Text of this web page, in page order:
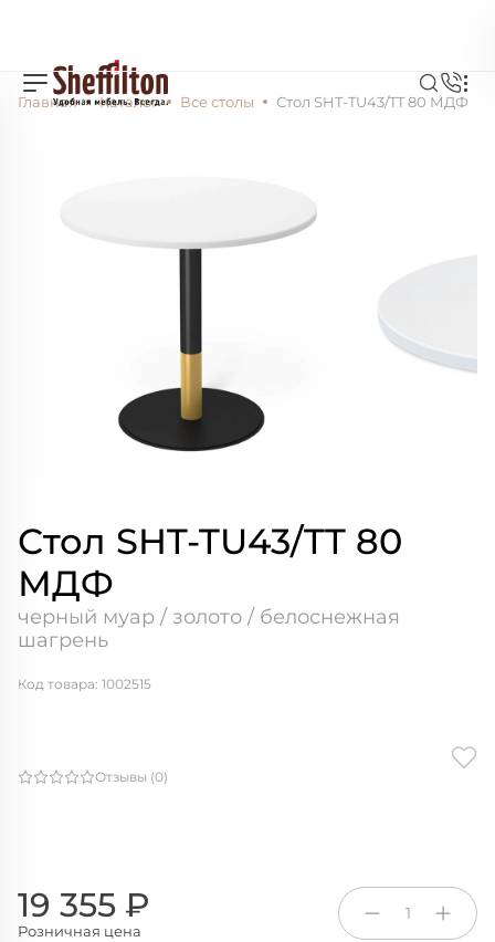
Главная Каталог Все столы Стол SHT-TU43/TT 80 МДФ
Стол SHT-TU43/TT 80
МДФ
черный муар / золото / белоснежная
шагрень
Отзывы (0)
Код товара: 1002515
19 355 ₽
Розничная цена
1